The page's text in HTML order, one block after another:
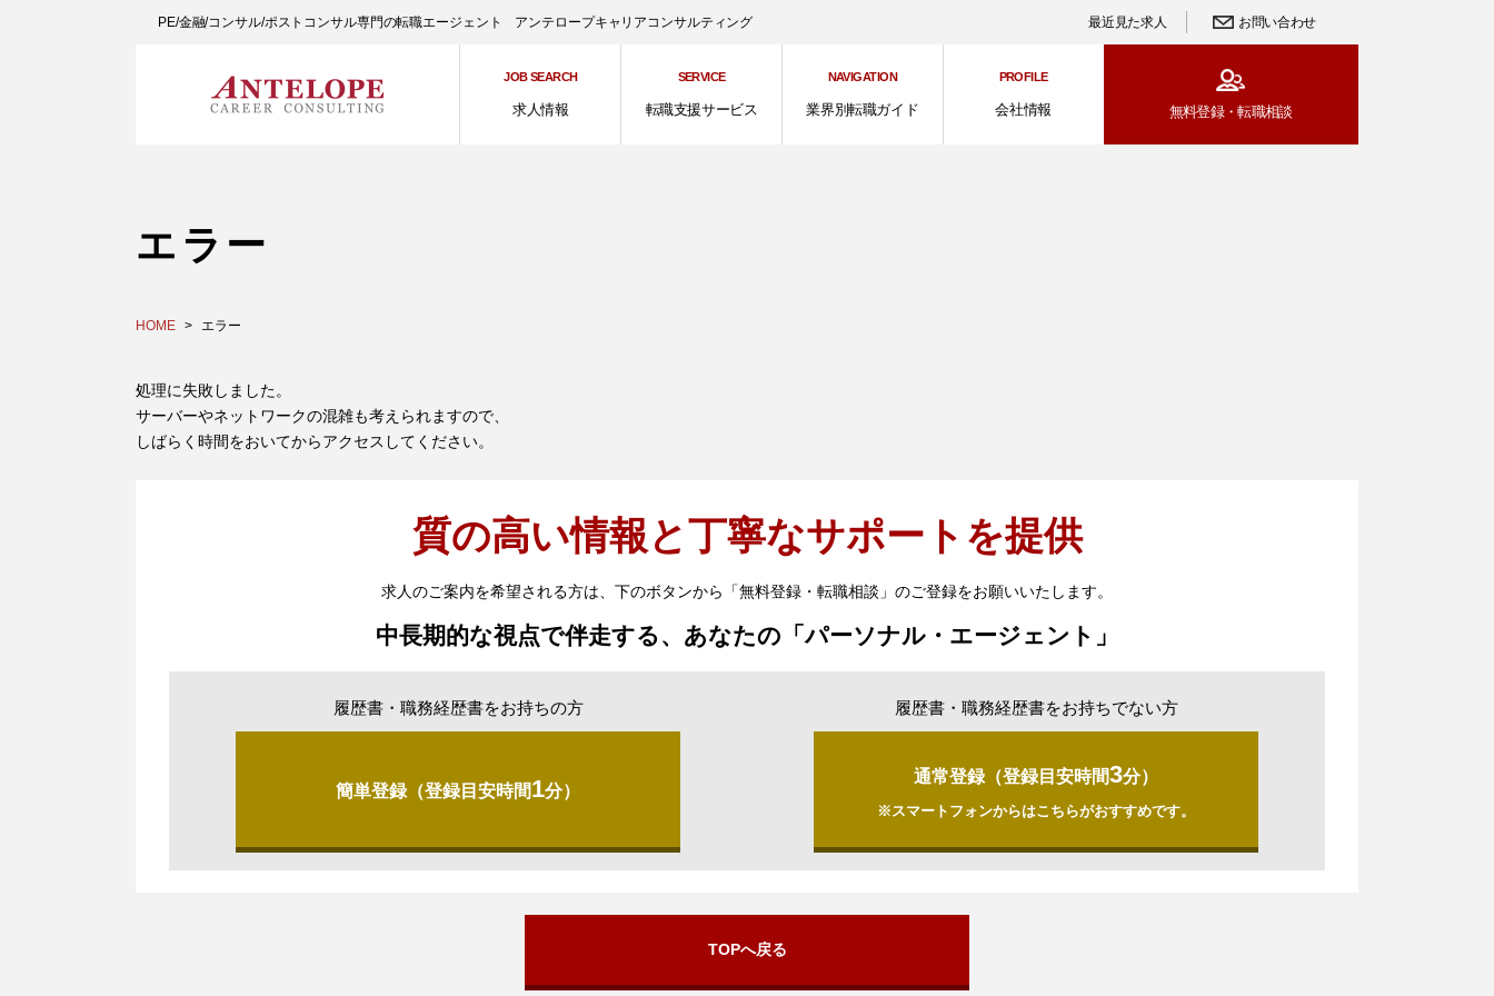
PE/金融/コンサル/ポストコンサル専門の転職エージェント アンテロープキャリアコンサルティング 最近見た求人 お問い合わせ
JOB SEARCH
求人情報
SERVICE
転職支援サービス
NAVIGATION
業界別転職ガイド
PROFILE
会社情報 無料登録・転職相談
エラー
HOME エラー
処理に失敗しました。
サーバーやネットワークの混雑も考えられますので、
しばらく時間をおいてからアクセスしてください。
質の高い情報と丁寧なサポートを提供
求人のご案内を希望される方は、下のボタンから「無料登録・転職相談」のご登録をお願いいたします。
中長期的な視点で伴走する、あなたの「パーソナル・エージェント」
履歴書・職務経歴書をお持ちの方
簡単登録（登録目安時間1分）
履歴書・職務経歴書をお持ちでない方
通常登録（登録目安時間3分）
※スマートフォンからはこちらがおすすめです。
TOPへ戻る